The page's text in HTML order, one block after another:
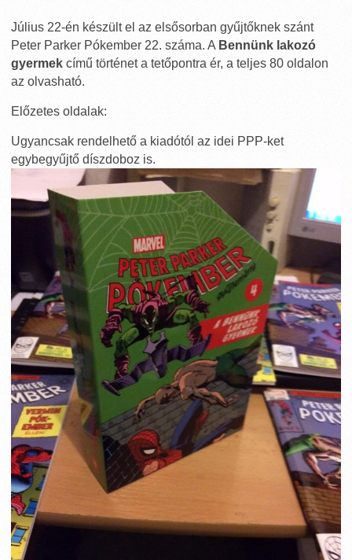
Július 22-én készült el az elsősorban gyűjtőknek szánt
Peter Parker Pókember 22. száma. A Bennünk lakozó
gyermek című történet a tetőpontra ér, a teljes 80 oldalon
az olvasható.
Előzetes oldalak:
Ugyancsak rendelhető a kiadótól az idei PPP-ket
egybegyűjtő díszdoboz is.